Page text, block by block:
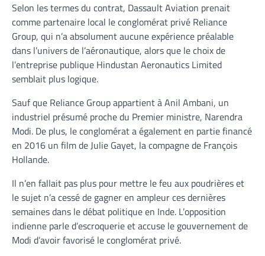
Selon les termes du contrat, Dassault Aviation prenait
comme partenaire local le conglomérat privé Reliance
Group, qui n’a absolument aucune expérience préalable
dans l’univers de l’aéronautique, alors que le choix de
l’entreprise publique Hindustan Aeronautics Limited
semblait plus logique.
Sauf que Reliance Group appartient à Anil Ambani, un
industriel présumé proche du Premier ministre, Narendra
Modi. De plus, le conglomérat a également en partie financé
en 2016 un film de Julie Gayet, la compagne de François
Hollande.
Il n’en fallait pas plus pour mettre le feu aux poudrières et
le sujet n’a cessé de gagner en ampleur ces dernières
semaines dans le débat politique en Inde. L’opposition
indienne parle d’escroquerie et accuse le gouvernement de
Modi d’avoir favorisé le conglomérat privé.